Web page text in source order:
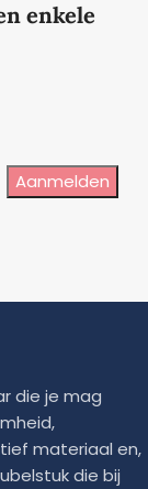
enkele
Aanmelden
die je mag
materiaal en,
die bij